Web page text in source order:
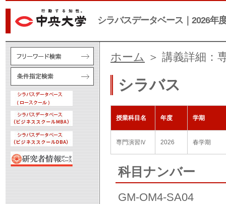
シラバスデータベース｜2026年
ホーム ＞ 講義詳細：
シラバス
授業科目名 年度 学期
専門演習Ⅳ 2026 春学期
科目ナンバー
GM-OM4-SA04